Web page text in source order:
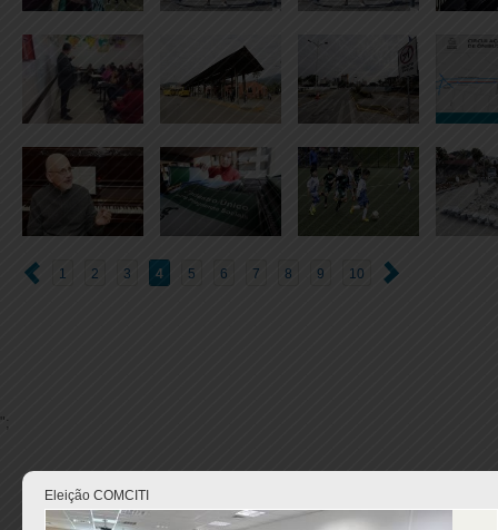
1 2 3 4 5 6 7 8 9 10
";
Eleição COMCITI